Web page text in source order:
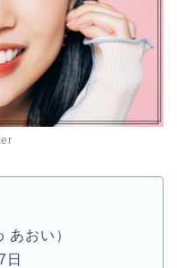
あおい）
日